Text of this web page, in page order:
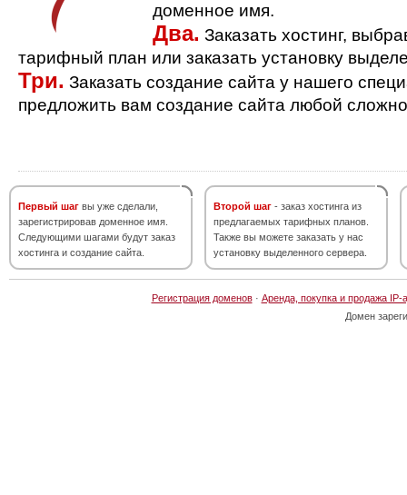
доменное имя.
Два. Заказать хостинг,
тарифный план или заказать установку
Три. Заказать создание сайта у нашего
предложить вам создание сайта любой
Первый шаг вы уже сделали,
зарегистрировав доменное имя.
Следующими шагами будут заказ
хостинга и создание сайта.
Второй шаг - заказ хостинга из
предлагаемых тарифных планов.
Также вы можете заказать у нас
установку выделенного сервера.
Регистрация доменов· Аренда, покупка и продажа IP-
Домен